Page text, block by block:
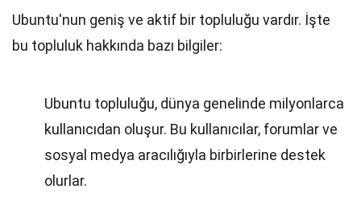
Ubuntu'nun geniş ve aktif bir topluluğu vardır. İşte
bu topluluk hakkında bazı bilgiler:
Ubuntu topluluğu, dünya genelinde milyonlarca
kullanıcıdan oluşur. Bu kullanıcılar, forumlar ve
sosyal medya aracılığıyla birbirlerine destek
olurlar.